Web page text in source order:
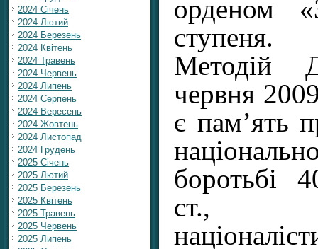
2024 Січень
2024 Лютий
2024 Березень
2024 Квітень
2024 Травень
2024 Червень
2024 Липень
2024 Серпень
2024 Вересень
2024 Жовтень
2024 Листопад
2024 Грудень
2025 Січень
2025 Лютий
2025 Березень
2025 Квітень
2025 Травень
2025 Червень
2025 Липень
орденом
Методій
червня
є пам’ять
ст.,